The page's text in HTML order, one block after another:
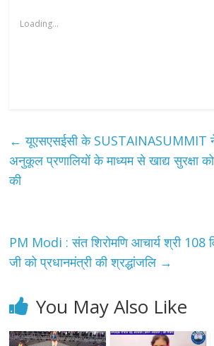
Loading...
← यूएसएसईसी के SUSTAINASUMMIT
अनुकूल प्रणालियों के माध्यम से खाद्य सुरक्षा
की
PM Modi : संत शिरोमणि आचार्य श्री 108
जी को प्रधानमंत्री की श्रद्धांजलि →
You May Also Like